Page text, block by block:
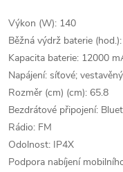
Výkon (W): 140
Běžná výdrž baterie
Kapacita baterie: 12000
Napájení: síťové;
Rozměr (cm) (cm): 65.8
Bezdrátové připojení:
Rádio: FM
Odolnost: IP4X
Podpora nabíjení